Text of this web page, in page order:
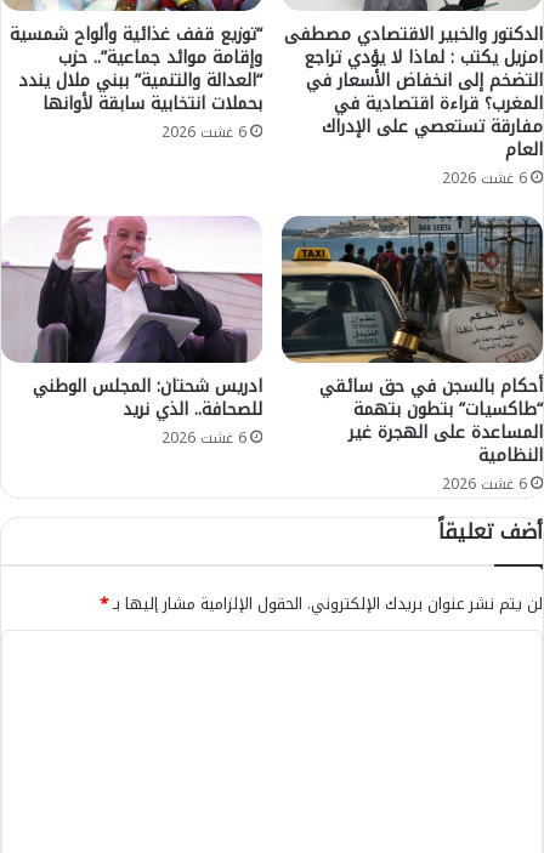
ة
ا
ل
ق
ظ
ا
ئ
ي
ب
ا
ل
ر
ا
ش
ي
د
ي
ة
ي
ش
ت
ب
ه
ف
ي
الدكتور والخبير الاقتصادي مصطفى
امزيل يكتب : لماذا لا يؤدي تراجع
التضخم إلى انخفاض الأسعار في
المغرب؟ قراءة اقتصادية في
مفارقة تستعصي على الإدراك
العام
6 غشت 2026
“توزيع قفف غذائية وألواح شمسية
وإقامة موائد جماعية”.. حزب
“العدالة والتنمية” ببني ملال يندد
بحملات انتخابية سابقة لأوانها
6 غشت 2026
أحكام بالسجن في حق سائقي
“طاكسيات” بتطون بتهمة
المساعدة على الهجرة غير
النظامية
6 غشت 2026
ادريس شحتان: المجلس الوطني
للصحافة.. الذي نريد
6 غشت 2026
أضف تعليقاً
لن يتم نشر عنوان بريدك الإلكتروني. الحقول الإلزامية مشار إليها بـ*